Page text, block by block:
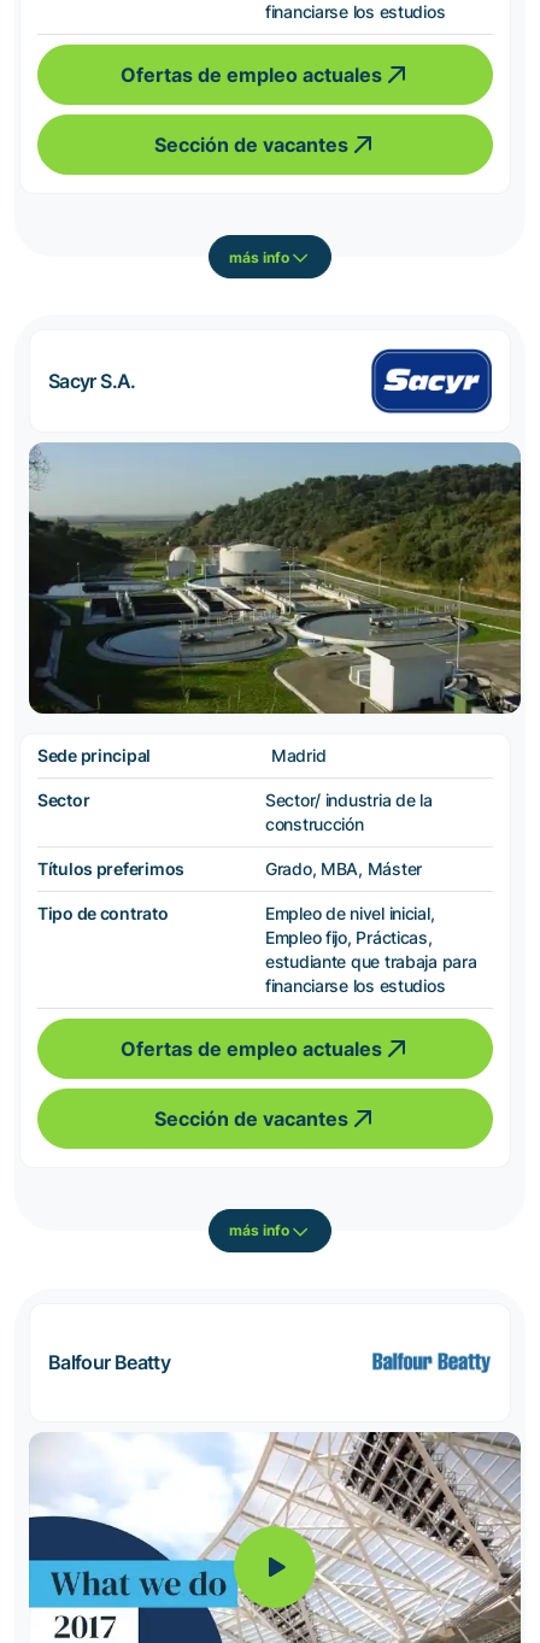
financiarse los estudios
Ofertas de empleo actuales
Sección de vacantes
más info
Sacyr S.A.
Sede principal Madrid
Sector
Sector/ industria de la
construcción
Títulos preferimos Grado, MBA, Máster
Tipo de contrato
Empleo de nivel inicial,
Empleo fijo, Prácticas,
estudiante que trabaja para
financiarse los estudios
Ofertas de empleo actuales
Sección de vacantes
más info
Balfour Beatty